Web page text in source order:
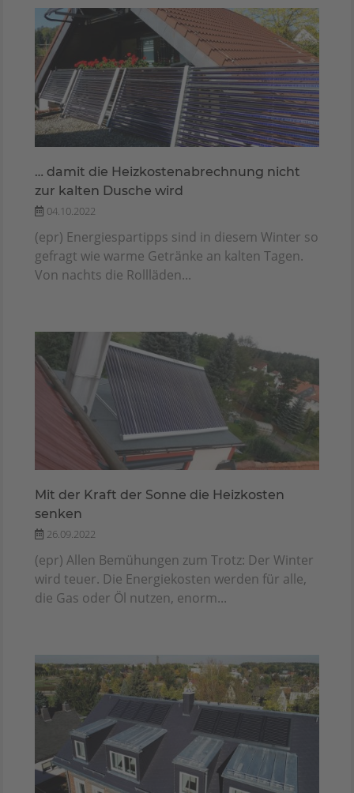
… damit die Heizkostenabrechnung nicht
zur kalten Dusche wird
04.10.2022
(epr) Energiespartipps sind in diesem Winter so
gefragt wie warme Getränke an kalten Tagen.
Von nachts die Rollläden...
Mit der Kraft der Sonne die Heizkosten
senken
26.09.2022
(epr) Allen Bemühungen zum Trotz: Der Winter
wird teuer. Die Energiekosten werden für alle,
die Gas oder Öl nutzen, enorm...